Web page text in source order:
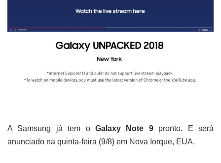
A Samsung já tem o Galaxy Note 9pronto. E será
anunciado na quinta-feira (9/8) em Nova Iorque, EUA.